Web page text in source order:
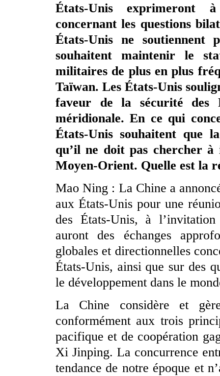
États-Unis exprimeront
concernant les questions
États-Unis ne soutiennent
souhaitent maintenir le
militaires de plus en plus
Taïwan. Les États-Unis
faveur de la sécurité des
méridionale. En ce qui
États-Unis souhaitent que
qu’il ne doit pas chercher
Moyen-Orient. Quelle est la
Mao Ning : La Chine a
aux États-Unis pour une
des États-Unis, à
auront des échanges
globales et directionnelles
États-Unis, ainsi que sur des
le développement dans le
La Chine considère et
conformément aux trois
pacifique et de coopération
Xi Jinping. La concurrence
tendance de notre époque et